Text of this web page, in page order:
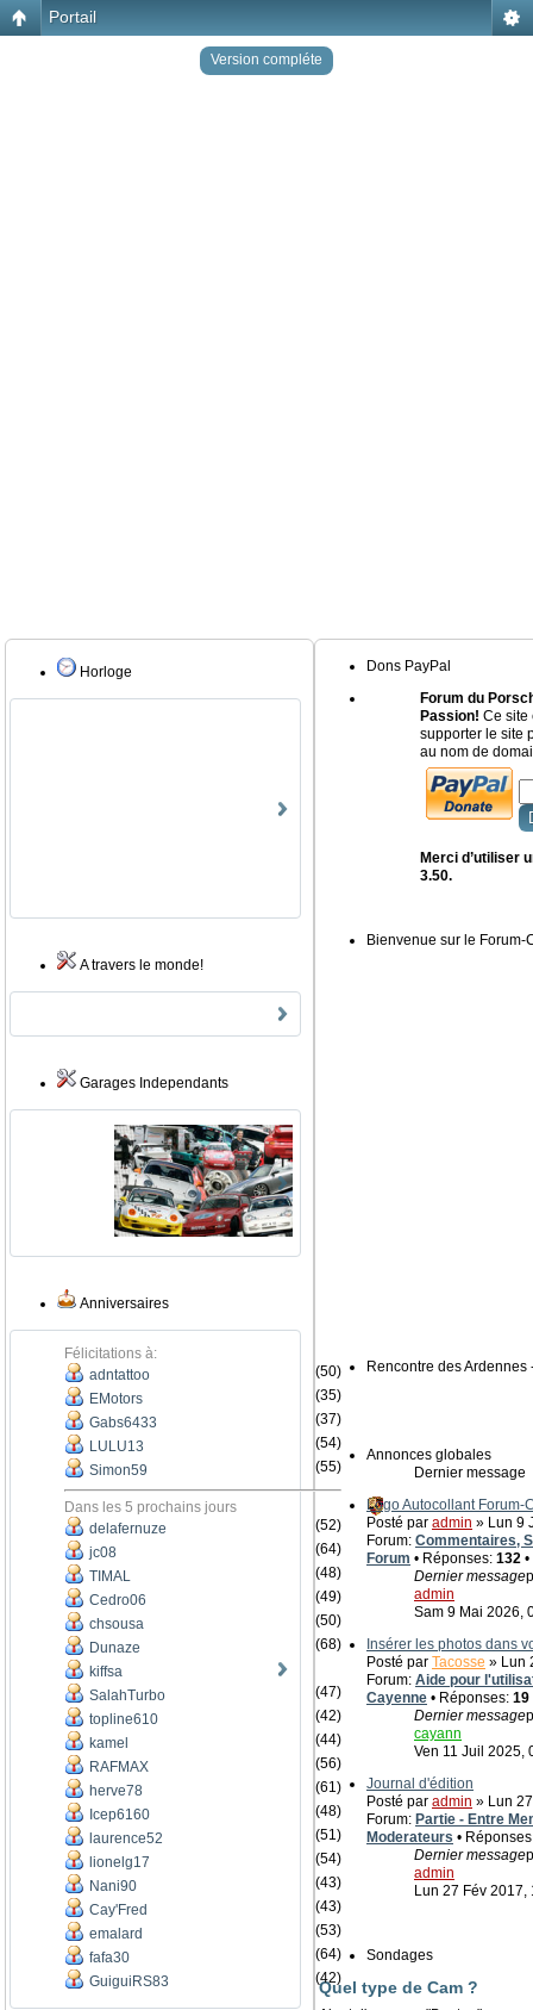
Portail
Version compléte
Horloge
A travers le monde!
Garages Independants
Anniversaires
Félicitations à:
adntattoo
(50)
EMotors
(35)
Gabs6433
(37)
LULU13
(54)
Simon59
(55)
Dans les 5 prochains jours
delafernuze
(52)
jc08
(64)
TIMAL
(48)
Cedro06
(49)
chsousa
(50)
Dunaze
(68)
kiffsa
SalahTurbo
(47)
topline610
(42)
kamel
(44)
RAFMAX
(56)
herve78
(61)
Icep6160
(48)
laurence52
(51)
lionelg17
(54)
Nani90
(43)
Cay'Fred
(43)
emalard
(53)
fafa30
(64)
GuiguiRS83
(42)
Dons PayPal
Forum du
Passion! Ce site
supporter le site
au nom de
Merci d’utiliser
3.50.
Bienvenue sur le Forum-
Rencontre des
Annonces globales
Dernier message
Logo Autocollant Forum-
Posté par admin » Lun 9
Forum: Commentaires,
Forum • Réponses: 132
Dernier message
admin
Sam 9 Mai 2026,
Insérer les photos dans
Posté par Tacosse » Lun
Forum: Aide pour
Cayenne • Réponses: 19
Dernier message
cayann
Ven 11 Juil 2025,
Journal d'édition
Posté par admin » Lun
Forum: Partie - Entre
Moderateurs •
Dernier message
admin
Lun 27 Fév 2017,
Sondages
Quel type de Cam ?